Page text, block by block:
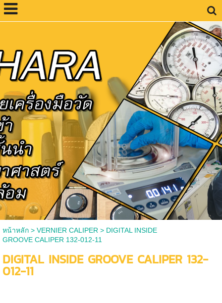
หน้าหลัก> VERNIER CALIPER > DIGITAL INSIDE
GROOVE CALIPER 132-012-11
DIGITAL INSIDE GROOVE CALIPER 132-
012-11